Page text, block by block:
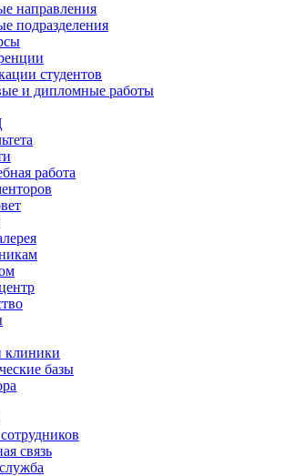
направления
подразделения
студентов
и дипломные работы
работа
базы
связь